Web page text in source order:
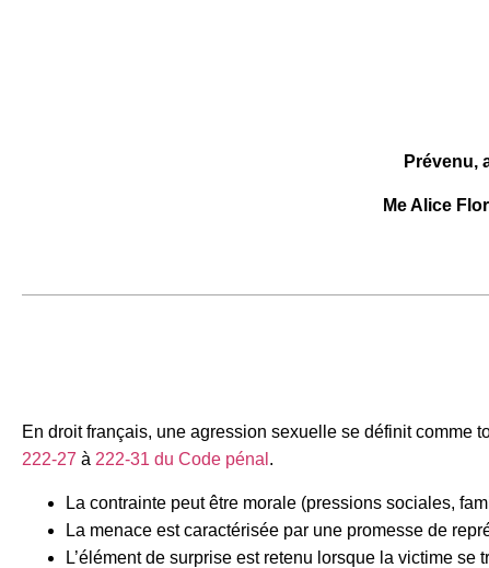
Prévenu,
Me Alice
En droit français, une agression sexuelle se définit comme
222-27 à 222-31 du Code pénal .
La contrainte peut être morale (pressions sociales,
La menace est caractérisée par une promesse de
L’élément de surprise est retenu lorsque la victime